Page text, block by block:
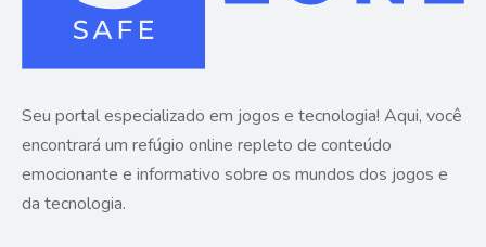
Seu portal especializado em jogos e tecnologia! Aqui, você
encontrará um refúgio online repleto de conteúdo
emocionante e informativo sobre os mundos dos jogos e
da tecnologia.